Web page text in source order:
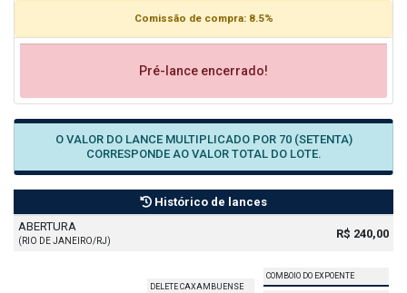
Comissão de compra: 8.5%
Pré-lance encerrado!
O VALOR DO LANCE MULTIPLICADO POR 70 (SETENTA)
CORRESPONDE AO VALOR TOTAL DO LOTE.
Histórico de lances
ABERTURA
(RIO DE JANEIRO/RJ)
R$ 240,00
DELETE CAXAMBUENSE
COMBOIO DO EXPOENTE